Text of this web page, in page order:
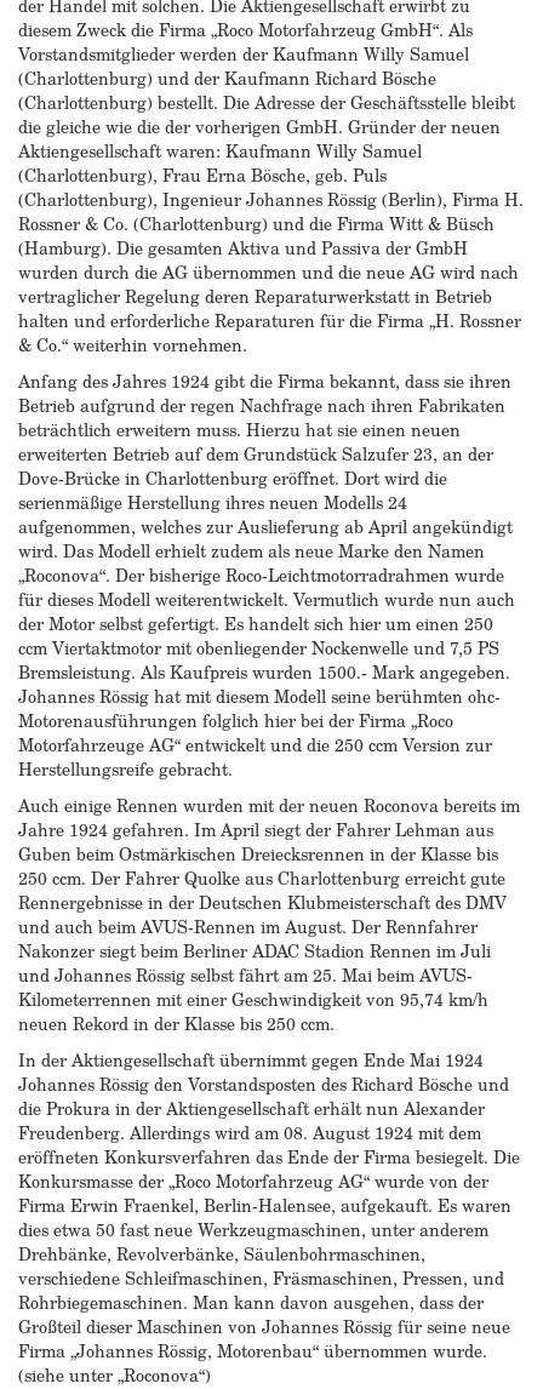
der Handel mit solchen. Die Aktiengesellschaft erwirbt zu
diesem Zweck die Firma „Roco Motorfahrzeug GmbH“. Als
Vorstandsmitglieder werden der Kaufmann Willy Samuel
(Charlottenburg) und der Kaufmann Richard Bösche
(Charlottenburg) bestellt. Die Adresse der Geschäftsstelle bleibt
die gleiche wie die der vorherigen GmbH. Gründer der neuen
Aktiengesellschaft waren: Kaufmann Willy Samuel
(Charlottenburg), Frau Erna Bösche, geb. Puls
(Charlottenburg), Ingenieur Johannes Rössig (Berlin), Firma H.
Rossner & Co. (Charlottenburg) und die Firma Witt & Büsch
(Hamburg). Die gesamten Aktiva und Passiva der GmbH
wurden durch die AG übernommen und die neue AG wird nach
vertraglicher Regelung deren Reparaturwerkstatt in Betrieb
halten und erforderliche Reparaturen für die Firma „H. Rossner
& Co.“ weiterhin vornehmen.
Anfang des Jahres 1924 gibt die Firma bekannt, dass sie ihren
Betrieb aufgrund der regen Nachfrage nach ihren Fabrikaten
beträchtlich erweitern muss. Hierzu hat sie einen neuen
erweiterten Betrieb auf dem Grundstück Salzufer 23, an der
Dove-Brücke in Charlottenburg eröffnet. Dort wird die
serienmäßige Herstellung ihres neuen Modells 24
aufgenommen, welches zur Auslieferung ab April angekündigt
wird. Das Modell erhielt zudem als neue Marke den Namen
„Roconova“. Der bisherige Roco-Leichtmotorradrahmen wurde
für dieses Modell weiterentwickelt. Vermutlich wurde nun auch
der Motor selbst gefertigt. Es handelt sich hier um einen 250
ccm Viertaktmotor mit obenliegender Nockenwelle und 7,5 PS
Bremsleistung. Als Kaufpreis wurden 1500.- Mark angegeben.
Johannes Rössig hat mit diesem Modell seine berühmten ohc-
Motorenausführungen folglich hier bei der Firma „Roco
Motorfahrzeuge AG“ entwickelt und die 250 ccm Version zur
Herstellungsreife gebracht.
Auch einige Rennen wurden mit der neuen Roconova bereits im
Jahre 1924 gefahren. Im April siegt der Fahrer Lehman aus
Guben beim Ostmärkischen Dreiecksrennen in der Klasse bis
250 ccm. Der Fahrer Quolke aus Charlottenburg erreicht gute
Rennergebnisse in der Deutschen Klubmeisterschaft des DMV
und auch beim AVUS-Rennen im August. Der Rennfahrer
Nakonzer siegt beim Berliner ADAC Stadion Rennen im Juli
und Johannes Rössig selbst fährt am 25. Mai beim AVUS-
Kilometerrennen mit einer Geschwindigkeit von 95,74 km/h
neuen Rekord in der Klasse bis 250 ccm.
In der Aktiengesellschaft übernimmt gegen Ende Mai 1924
Johannes Rössig den Vorstandsposten des Richard Bösche und
die Prokura in der Aktiengesellschaft erhält nun Alexander
Freudenberg. Allerdings wird am 08. August 1924 mit dem
eröffneten Konkursverfahren das Ende der Firma besiegelt. Die
Konkursmasse der „Roco Motorfahrzeug AG“ wurde von der
Firma Erwin Fraenkel, Berlin-Halensee, aufgekauft. Es waren
dies etwa 50 fast neue Werkzeugmaschinen, unter anderem
Drehbänke, Revolverbänke, Säulenbohrmaschinen,
verschiedene Schleifmaschinen, Fräsmaschinen, Pressen, und
Rohrbiegemaschinen. Man kann davon ausgehen, dass der
Großteil dieser Maschinen von Johannes Rössig für seine neue
Firma „Johannes Rössig, Motorenbau“ übernommen wurde.
(siehe unter „Roconova“)